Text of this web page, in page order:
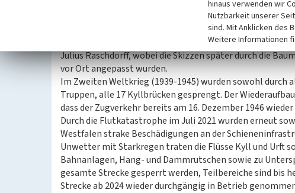
Empfangsgebäude bis heute in ihrem ursprünglichen
die neun Tunnel mit ihren zum Teil aufwändig
Planung und Ausführung klar erkennen. So sind
Rotsandsteinquadern verblendet. Die Musterentwürfe
Julius Raschdorff, wobei die Skizzen später durch die
vor Ort angepasst wurden.
Im Zweiten Weltkrieg (1939-1945) wurden sowohl durch
Truppen, alle 17 Kyllbrücken gesprengt. Der
dass der Zugverkehr bereits am 16. Dezember 1946
Durch die Flutkatastrophe im Juli 2021 wurden erneut
Westfalen strake Beschädigungen an der
Unwetter mit Starkregen traten die Flüsse Kyll und Urft
Bahnanlagen, Hang- und Dammrutschen sowie zu
gesamte Strecke gesperrt werden, Teilbereiche sind bis
Strecke ab 2024 wieder durchgängig in Betrieb
hinaus verwenden wir
Nutzbarkeit unserer
sind. Mit Anklicken des
Weitere Informationen